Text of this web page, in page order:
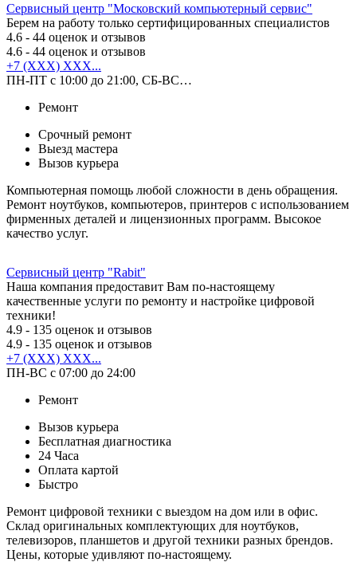
Сервисный центр "Московский компьютерный сервис"
Берем на работу только сертифицированных специалистов
4.6 - 44 оценок и отзывов
4.6 - 44 оценок и отзывов
+7 (XXX) XXX...
ПН-ПТ с 10:00 до 21:00, СБ-ВС…
Ремонт
Срочный ремонт
Выезд мастера
Вызов курьера
Компьютерная помощь любой сложности в день обращения.
Ремонт ноутбуков, компьютеров, принтеров с использованием
фирменных деталей и лицензионных программ. Высокое
качество услуг.
Сервисный центр "Rabit"
Наша компания предоставит Вам по-настоящему
качественные услуги по ремонту и настройке цифровой
техники!
4.9 - 135 оценок и отзывов
4.9 - 135 оценок и отзывов
+7 (XXX) XXX...
ПН-ВС с 07:00 до 24:00
Ремонт
Вызов курьера
Бесплатная диагностика
24 Часа
Оплата картой
Быстро
Ремонт цифровой техники с выездом на дом или в офис.
Склад оригинальных комплектующих для ноутбуков,
телевизоров, планшетов и другой техники разных брендов.
Цены, которые удивляют по-настоящему.